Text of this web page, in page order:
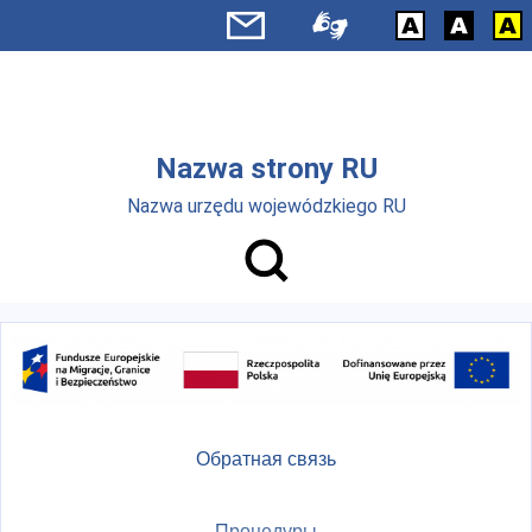
Перейти к основному содержанию
Nazwa strony RU
Nazwa urzędu wojewódzkiego RU
Обратная связь